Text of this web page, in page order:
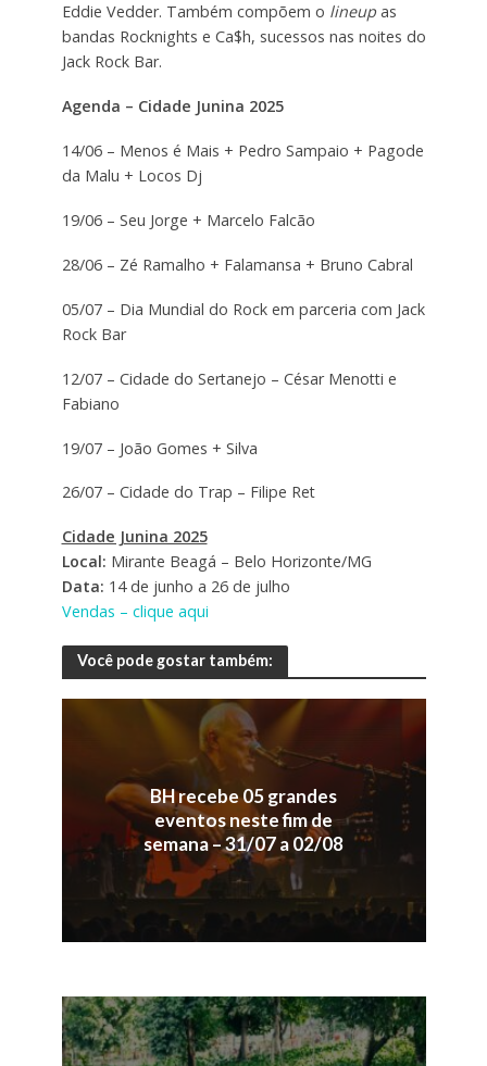
Eddie Vedder. Também compõem o lineupas
bandas Rocknights e Ca$h, sucessos nas noites do
Jack Rock Bar.
Agenda – Cidade Junina 2025
14/06 – Menos é Mais + Pedro Sampaio + Pagode
da Malu + Locos Dj
19/06 – Seu Jorge + Marcelo Falcão
28/06 – Zé Ramalho + Falamansa + Bruno Cabral
05/07 – Dia Mundial do Rock em parceria com Jack
Rock Bar
12/07 – Cidade do Sertanejo – César Menotti e
Fabiano
19/07 – João Gomes + Silva
26/07 – Cidade do Trap – Filipe Ret
Cidade Junina 2025
Local: Mirante Beagá – Belo Horizonte/MG
Data: 14 de junho a 26 de julho
Vendas – clique aqui
Você pode gostar também:
BH recebe 05 grandes
eventos neste fim de
semana – 31/07 a 02/08